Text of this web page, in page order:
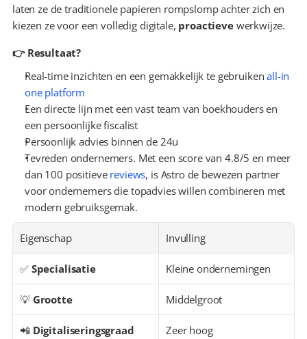
laten ze de traditionele papieren rompslomp achter zich en
kiezen ze voor een volledig digitale, proactieve werkwijze.
👉 Resultaat?
Real-time inzichten en een gemakkelijk te gebruiken all-in
one platform
Een directe lijn met een vast team van boekhouders en
een persoonlijke fiscalist
Persoonlijk advies binnen de 24u
Tevreden ondernemers. Met een score van 4.8/5 en meer
dan 100 positieve reviews, is Astro de bewezen partner
voor ondernemers die topadvies willen combineren met
modern gebruiksgemak.
Eigenschap Invulling
✅ Specialisatie Kleine ondernemingen
💡 Grootte Middelgroot
📲 Digitaliseringsgraad Zeer hoog